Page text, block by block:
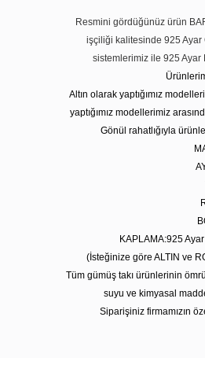
Resmini gördüğünüz ürün
işçiliği kalitesinde 925 Ayar
sistemlerimiz ile 925 Ayar
Altın olarak yaptığımız
yaptığımız modellerimiz
Gönül rahatlığıyla
KAPLAMA:925
(İsteğinize göre ALTIN ve
Tüm gümüş takı ürünlerinin
suyu ve kimyasal
Siparişiniz firmamızın